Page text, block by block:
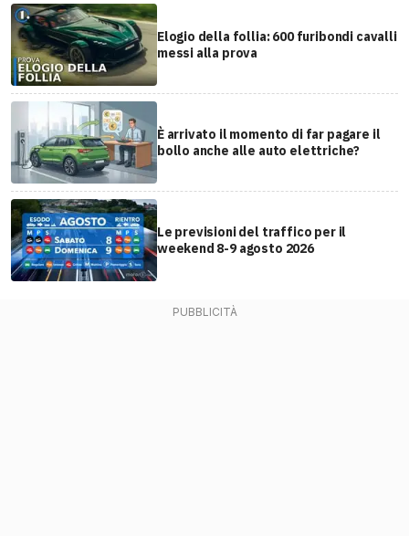
Elogio della follia: 600 furibondi cavalli
messi alla prova
È arrivato il momento di far pagare il
bollo anche alle auto elettriche?
Le previsioni del traffico per il
weekend 8-9 agosto 2026